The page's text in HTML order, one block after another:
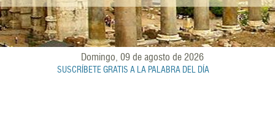
Domingo, 09 de agosto de 2026
SUSCRÍBETE GRATIS A LA PALABRA DEL DÍA